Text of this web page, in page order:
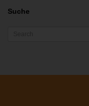
Suche